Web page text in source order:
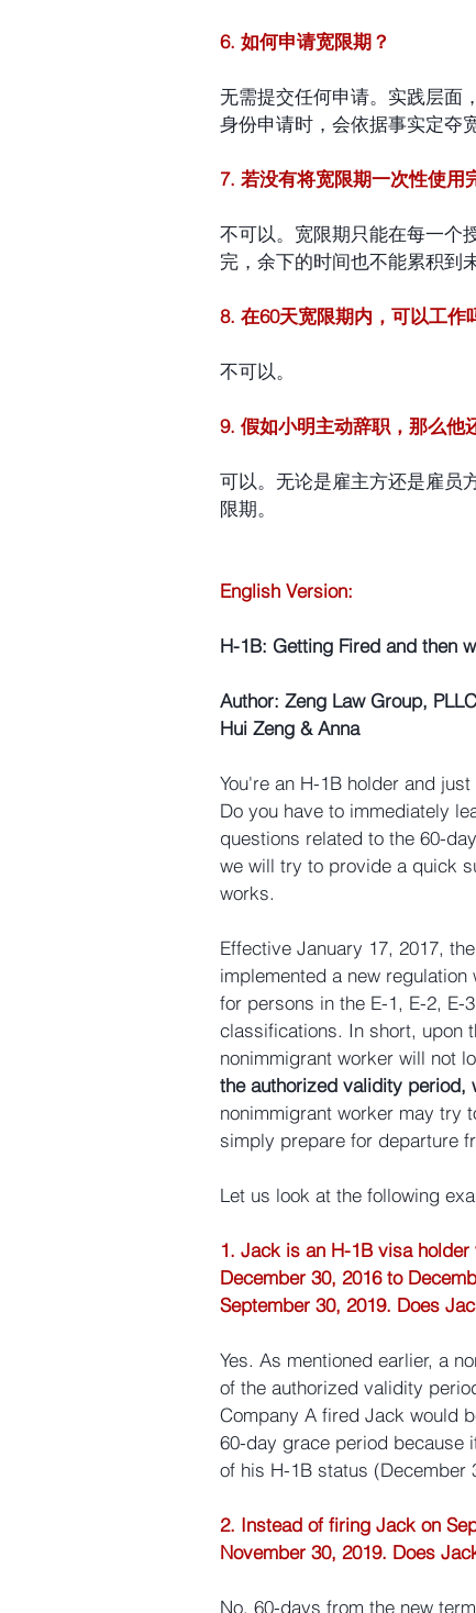
6. 如何申请宽限期？
无需提交任何申请。实践层面
身份申请时，会依据事实定夺
7. 若没有将宽限期一次性使用
不可以。宽限期只能在每一个
完，余下的时间也不能累积到
8. 在60天宽限期内，可以工作
不可以。
9. 假如小明主动辞职，那么他
可以。无论是雇主方还是雇员
限期。
English Version:
H-1B: Getting Fired and then
Author: Zeng Law Group, PLLC
Hui Zeng & Anna
You're an H-1B holder and
Do you have to immediately
questions related to the 60-
we will try to provide a quick
works.
Effective January 17, 2017,
implemented a new
for persons in the E-1, E-2, E-
classifications. In short, upon
nonimmigrant worker will not
the authorized validity period,
nonimmigrant worker may try
simply prepare for departure
Let us look at the following
1. Jack is an H-1B visa
December 30, 2016 to
September 30, 2019. Does
Yes. As mentioned earlier, a
of the authorized validity
Company A fired Jack would
60-day grace period because
of his H-1B status (December
2. Instead of firing Jack on
November 30, 2019. Does
No. 60-days from the new